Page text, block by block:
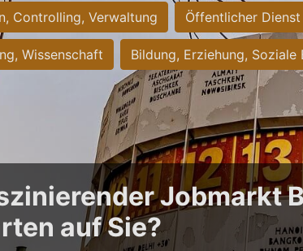
Controlling, Verwaltung Öffentlicher Dienst
Wissenschaft Bildung, Erziehung, Soziale
Jobmarkt
auf Sie?